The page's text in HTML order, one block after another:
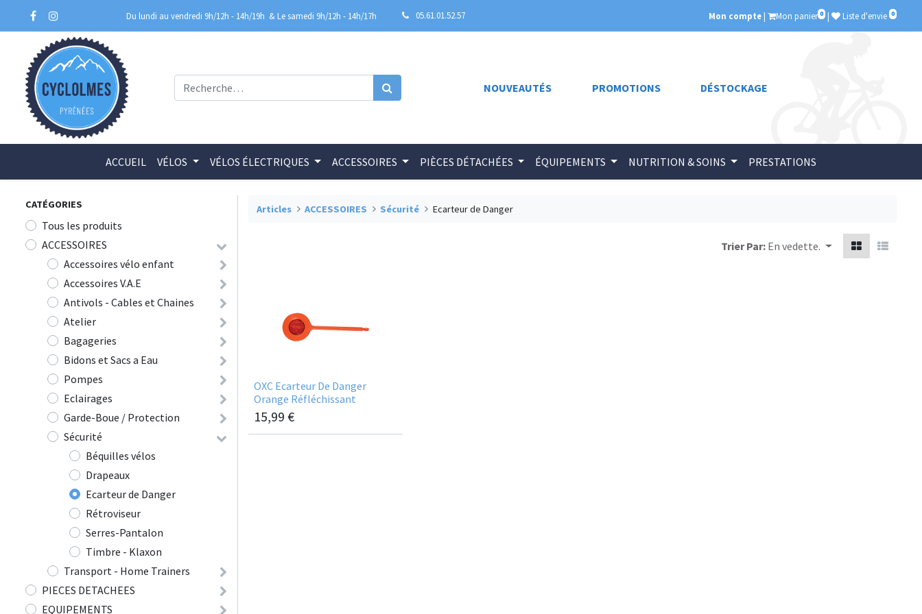
Du lundi au vendredi 9h/12h - 14h/19h & Le samedi 9h/12h - 14h/17h 05.61.01.52.57 Mon compte | Mon panier 0 | Liste d'envie 0
NOUVEAUTÉS PROMOTIONS DÉSTOCKAGE
ACCUEIL VÉLOS VÉLOS ÉLECTRIQUES ACCESSOIRES PIÈCES DÉTACHÉES ÉQUIPEMENTS NUTRITION & SOINS PRESTATIONS
CATÉGORIES
Tous les produits
ACCESSOIRES
Accessoires vélo enfant
Accessoires V.A.E
Antivols - Cables et Chaines
Atelier
Bagageries
Bidons et Sacs a Eau
Pompes
Eclairages
Garde-Boue / Protection
Sécurité
Béquilles vélos
Drapeaux
Ecarteur de Danger
Rétroviseur
Serres-Pantalon
Timbre - Klaxon
Transport - Home Trainers
PIECES DETACHEES
EQUIPEMENTS
Articles ACCESSOIRES Sécurité Ecarteur de Danger
Trier Par: En vedette.
OXC Ecarteur De Danger
Orange Réfléchissant
15,99 €